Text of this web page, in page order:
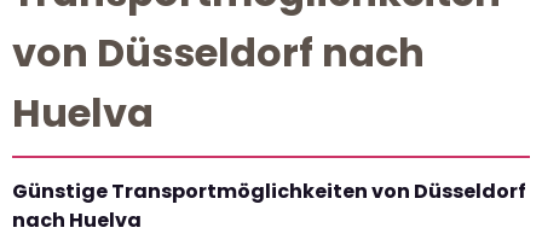
von Düsseldorf nach
Huelva
Günstige Transportmöglichkeiten von Düsseldorf
nach Huelva